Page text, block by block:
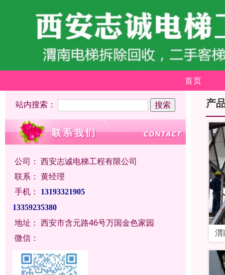
首页
站内搜索：
公司： 西安志诚电梯工程有限公司
联系： 黄经理
手机：
13193321905
13359235380
地址： 西安市含元路46号万国金色家园
微信：
产
渭